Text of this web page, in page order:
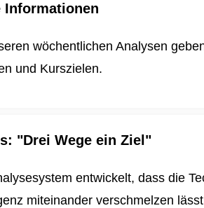
Informationen
wöchentlichen Analysen
und Kurszielen.
: "Drei Wege ein Ziel"
entwickelt, dass die
miteinander verschmelzen